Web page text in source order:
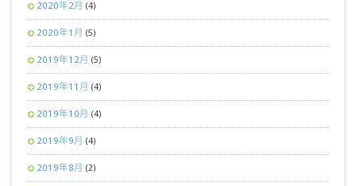
2020年2月 (4)
2020年1月 (5)
2019年12月 (5)
2019年11月 (4)
2019年10月 (4)
2019年9月 (4)
2019年8月 (2)